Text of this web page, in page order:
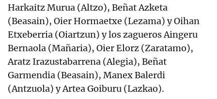
Harkaitz Murua (Altzo), Beñat Azketa
(Beasain), Oier Hormaetxe (Lezama) y Oihan
Etxeberria (Oiartzun) y los zagueros Aingeru
Bernaola (Mañaria), Oier Elorz (Zaratamo),
Aratz Irazustabarrena (Alegia), Beñat
Garmendia (Beasain), Manex Balerdi
(Antzuola) y Artea Goiburu (Lazkao).